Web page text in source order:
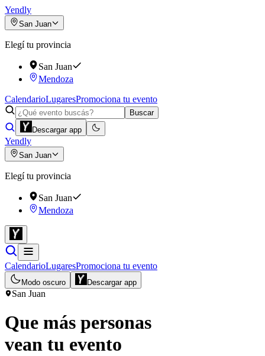
Yendly
San Juan
Elegí tu provincia
San Juan
Mendoza
CalendarioLugaresPromociona tu evento
Buscar
Descargar app
Yendly
San Juan
Elegí tu provincia
San Juan
Mendoza
CalendarioLugaresPromociona tu evento
Modo oscuro Descargar app
San Juan
Que más personas
vean tu evento